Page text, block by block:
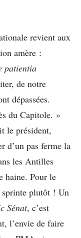
revient aux
amère :
patientia
de notre
dépassées.
du Capitole. »
le président,
d’un pas ferme la
les Antilles
haine. Pour le
sprinte plutôt ! Un
Sénat, c’est
l’envie de faire